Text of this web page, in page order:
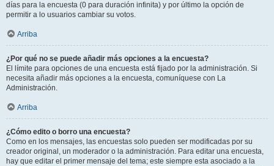
días para la encuesta (0 para duración infinita) y por último la opción de
permitir a lo usuarios cambiar su votos.
Arriba
¿Por qué no se puede añadir más opciones a la encuesta?
El límite para opciones de una encuesta está fijado por la administración. Si
necesita añadir más opciones a la encuesta, comuníquese con La
Administración.
Arriba
¿Cómo edito o borro una encuesta?
Como en los mensajes, las encuestas solo pueden ser modificadas por su
creador original, un moderador o la administración. Para editar una encuesta,
hay que editar el primer mensaje del tema; este siempre esta asociado a la